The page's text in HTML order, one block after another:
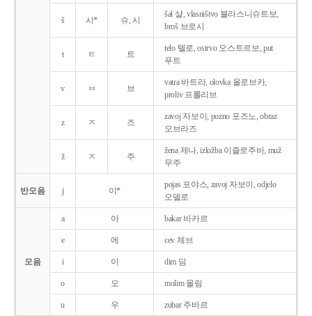
š 시* 슈, 시
šal 샬, vlasništvo 블라스니슈트보,
broš 브로시
t ㅌ 트
telo 텔로, ostrvo 오스트르보, put
푸트
v ㅂ 브
vatra 바트라, olovka 올로브카,
proliv 프롤리브
z ㅈ 즈
zavoj 자보이, pozno 포즈노, obraz
오브라즈
ž ㅈ 주
žena 제나, izložba 이즐로주바, muž
무주
반모음 j 이*
pojas 포야스, zavoj 자보이, odjelo
오델로
모음
a 아 bakar 바카르
e 에 cev 체브
i 이 dim 딤
o 오 molim 몰림
u 우 zubar 주바르